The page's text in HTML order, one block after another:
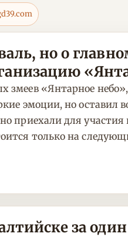
но о
змеев «Янтарное
эмоции, но оставил
приехали для
только на
за